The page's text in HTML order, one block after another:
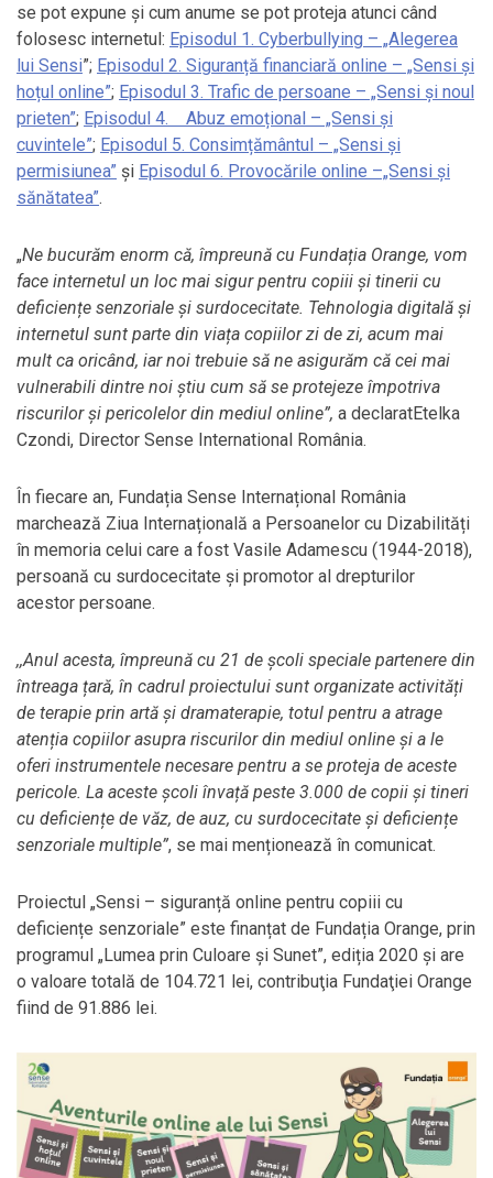
se pot expune și cum anume se pot proteja atunci când
folosesc internetul: Episodul 1. Cyberbullying – „Alegerea
lui Sensi”; Episodul 2. Siguranță financiară online – „Sensi și
hoțul online”; Episodul 3. Trafic de persoane – „Sensi și noul
prieten”; Episodul 4. Abuz emoțional – „Sensi și
cuvintele”; Episodul 5. Consimțământul – „Sensi și
permisiunea” și Episodul 6. Provocările online –„Sensi și
sănătatea”.
„Ne bucurăm enorm că, împreună cu Fundația Orange, vom
face internetul un loc mai sigur pentru copiii și tinerii cu
deficiențe senzoriale și surdocecitate. Tehnologia digitală și
internetul sunt parte din viața copiilor zi de zi, acum mai
mult ca oricând, iar noi trebuie să ne asigurăm că cei mai
vulnerabili dintre noi știu cum să se protejeze împotriva
riscurilor și pericolelor din mediul online”, a declaratEtelka
Czondi, Director Sense International România.
În fiecare an, Fundația Sense Internațional România
marchează Ziua Internațională a Persoanelor cu Dizabilități
în memoria celui care a fost Vasile Adamescu (1944-2018),
persoană cu surdocecitate și promotor al drepturilor
acestor persoane.
,,Anul acesta, împreună cu 21 de școli speciale partenere din
întreaga țară, în cadrul proiectului sunt organizate activități
de terapie prin artă și dramaterapie, totul pentru a atrage
atenția copiilor asupra riscurilor din mediul online și a le
oferi instrumentele necesare pentru a se proteja de aceste
pericole. La aceste școli învață peste 3.000 de copii și tineri
cu deficiențe de văz, de auz, cu surdocecitate și deficiențe
senzoriale multiple”, se mai menționează în comunicat.
Proiectul „Sensi – siguranță online pentru copiii cu
deficiențe senzoriale” este finanțat de Fundația Orange, prin
programul „Lumea prin Culoare și Sunet”, ediția 2020 și are
o valoare totală de 104.721 lei, contribuţia Fundaţiei Orange
fiind de 91.886 lei.